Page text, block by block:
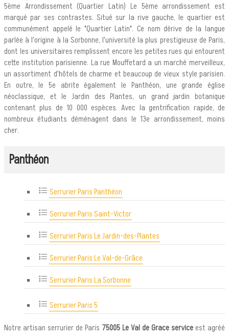
5ème Arrondissement (Quartier Latin) Le 5ème arrondissement est
marqué par ses contrastes. Situé sur la rive gauche, le quartier est
communément appelé le "Quartier Latin". Ce nom dérive de la langue
parlée à l'origine à la Sorbonne, l'université la plus prestigieuse de Paris,
dont les universitaires remplissent encore les petites rues qui entourent
cette institution parisienne. La rue Mouffetard a un marché merveilleux,
un assortiment d'hôtels de charme et beaucoup de vieux style parisien.
En outre, le 5e abrite également le Panthéon, une grande église
néoclassique, et le Jardin des Plantes, un grand jardin botanique
contenant plus de 10 000 espèces. Avec la gentrification rapide, de
nombreux étudiants déménagent dans le 13e arrondissement, moins
cher.
Panthéon
Serrurier Paris Panthéon
Serrurier Paris Saint-Victor
Serrurier Paris Le Jardin-des-Plantes
Serrurier Paris Le Val-de-Grâce
Serrurier Paris La Sorbonne
Serrurier Paris 5
Notre artisan serrurier de Paris 75005 Le Val de Grace serviceest agréé